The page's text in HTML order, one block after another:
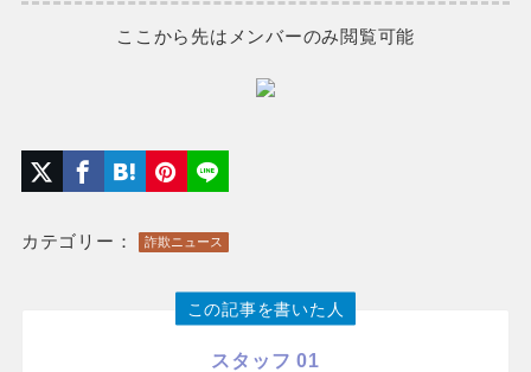
ここから先はメンバーのみ閲覧可能
カテゴリー： 詐欺ニュース
この記事を書いた人
スタッフ 01